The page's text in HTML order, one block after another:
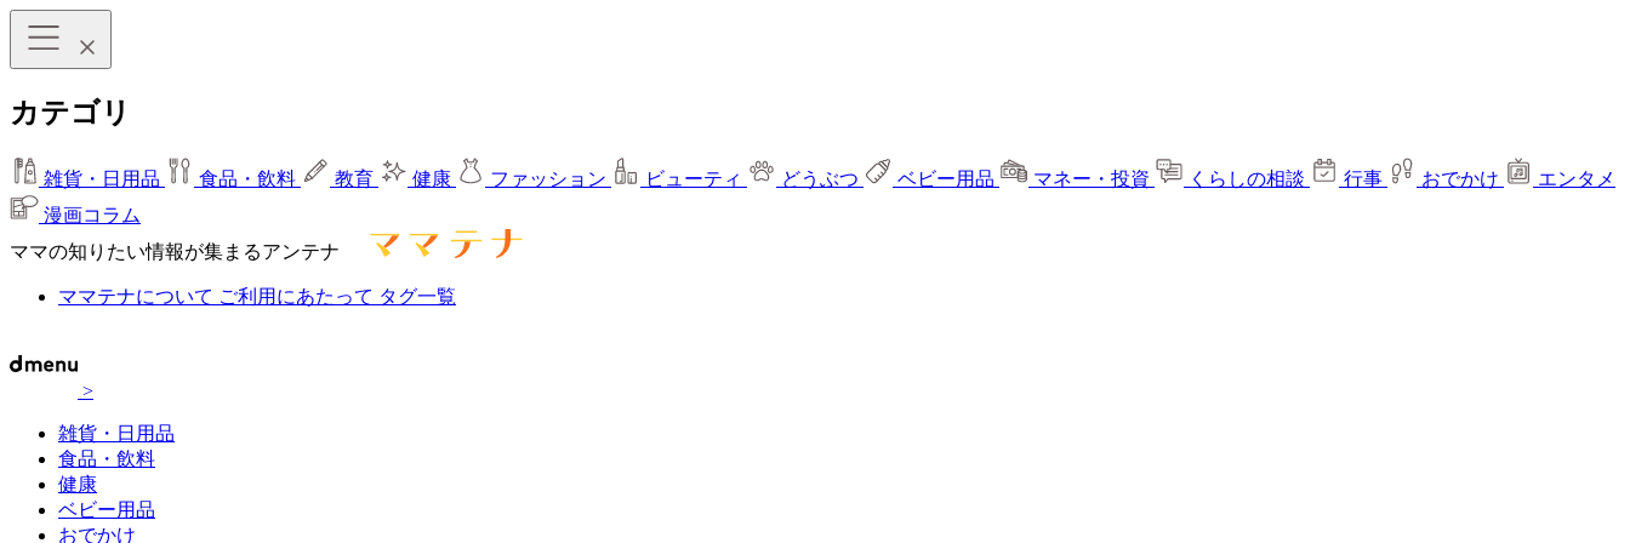
カテゴリ
雑貨・日用品 食品・飲料 教育 健康 ファッション ビューティ どうぶつ ベビー用品 マネー・投資 くらしの相談 行事 おでかけ
エンタメ
漫画コラム
ママの知りたい情報が集まるアンテナ
ママテナについて ご利用にあたって タグ一覧
>
雑貨・日用品
食品・飲料
健康
ベビー用品
おでかけ